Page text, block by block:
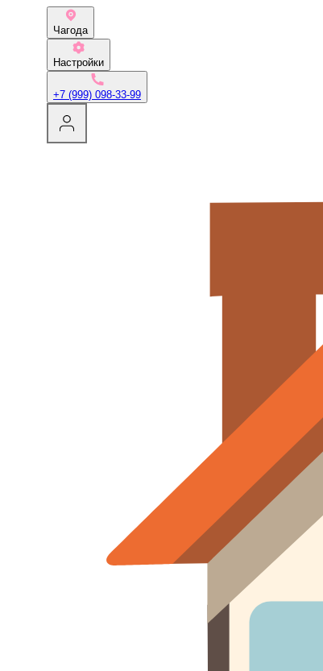
Чагода
Настройки
+7 (999) 098-33-99